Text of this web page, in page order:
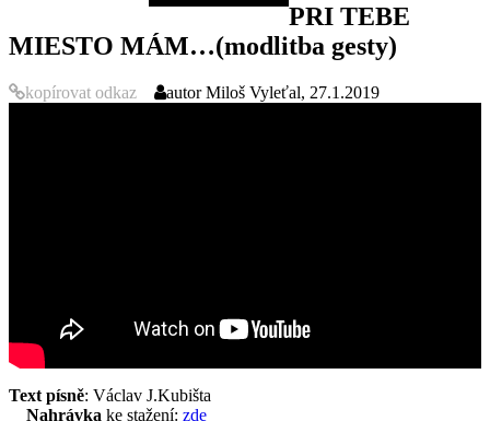
PRI TEBE
MIESTO MÁM…(modlitba gesty)
kopírovat odkaz autorMiloš Vyleťal, 27.1.2019
Text písně: Václav J.Kubišta
Nahrávka ke stažení: zde